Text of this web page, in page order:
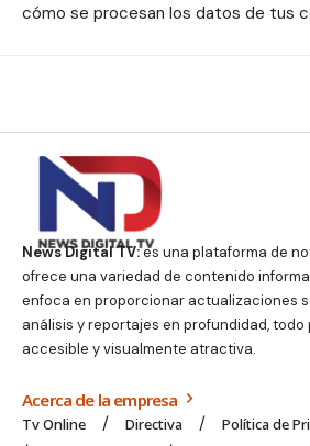
cómo se procesan los datos de tus
News Digital TV:es una plataforma de
ofrece una variedad de contenido
enfoca en proporcionar actualizaciones
análisis y reportajes en profundidad,
accesible y visualmente atractiva.
Acerca de la empresa
Tv Online Directiva
Política de